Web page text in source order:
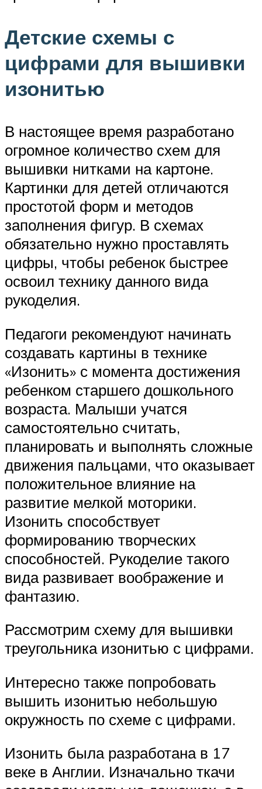
Детские схемы с
цифрами для вышивки
изонитью
В настоящее время разработано
огромное количество схем для
вышивки нитками на картоне.
Картинки для детей отличаются
простотой форм и методов
заполнения фигур. В схемах
обязательно нужно проставлять
цифры, чтобы ребенок быстрее
освоил технику данного вида
рукоделия.
Педагоги рекомендуют начинать
создавать картины в технике
«Изонить» с момента достижения
ребенком старшего дошкольного
возраста. Малыши учатся
самостоятельно считать,
планировать и выполнять сложные
движения пальцами, что оказывает
положительное влияние на
развитие мелкой моторики.
Изонить способствует
формированию творческих
способностей. Рукоделие такого
вида развивает воображение и
фантазию.
Рассмотрим схему для вышивки
треугольника изонитью с цифрами.
Интересно также попробовать
вышить изонитью небольшую
окружность по схеме с цифрами.
Изонить была разработана в 17
веке в Англии. Изначально ткачи